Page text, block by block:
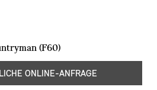
(F60)
ONLINE-ANFRAGE